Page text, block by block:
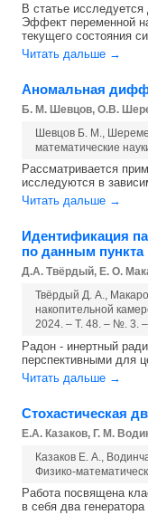
В статье
Эффект переменной
текущего состояния
Читать дальше →
Аномальная
Б. М. Шевцов, О.В.
Шевцов Б. М.,
математические
Рассматривается
исследуются в
Читать дальше →
Идентификация
по данным
Д.А. Твёрдый, Е. О.
Твёрдый Д. А.,
накопительной
2024. – Т. 48. – №. 3.
Радон - инертный
перспективными для
Читать дальше →
Стохастическая
Е.А. Казаков, Г. М.
Казаков Е. А.,
Физико-
Работа посвящена
в себя два